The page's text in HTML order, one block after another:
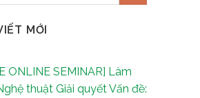
MỚI
ONLINE SEMINAR] Làm
thuật Giải quyết Vấn đề: